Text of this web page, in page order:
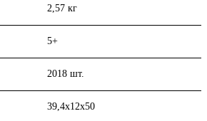
2,57 кг
5+
2018 шт.
39,4х12х50